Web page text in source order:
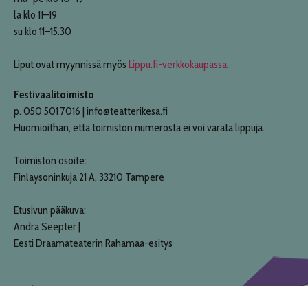
la klo 11–19
su klo 11–15.30
Liput ovat myynnissä myös Lippu.fi-verkkokaupassa.
Festivaalitoimisto
p. 050 501 7016 | info@teatterikesa.fi
Huomioithan, että toimiston numerosta ei voi varata lippuja.
Toimiston osoite:
Finlaysoninkuja 21 A, 33210 Tampere
Etusivun pääkuva:
Andra Seepter |
Eesti Draamateaterin Rahamaa-esitys